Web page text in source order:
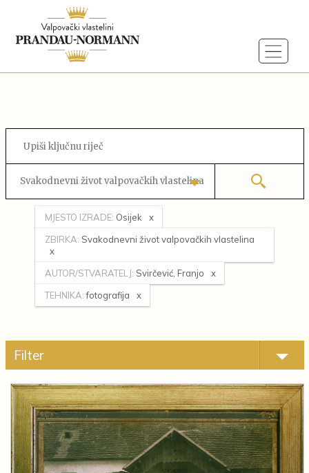
Svakodnevni život valpovačkih vlastelina
MJESTO IZRADE: Osijek
ZBIRKA: Svakodnevni život valpovačkih vlastelina
AUTOR/STVARATELJ: Svirčević, Franjo
TEHNIKA: fotografija
Filter